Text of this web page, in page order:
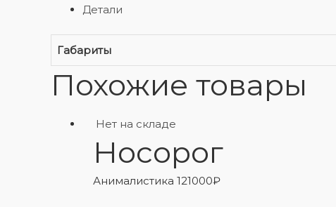
Детали
Габариты
Похожие товары
Нет на складе
Носорог
Анималистика 121000₽